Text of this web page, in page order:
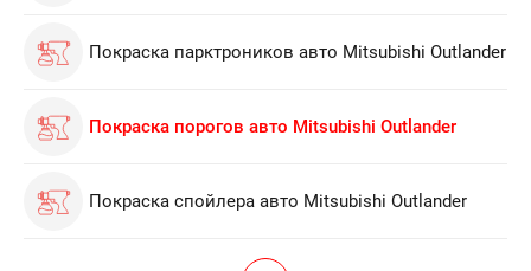
Покраска парктроников авто Mitsubishi Outlander
Покраска порогов авто Mitsubishi Outlander
Покраска спойлера авто Mitsubishi Outlander